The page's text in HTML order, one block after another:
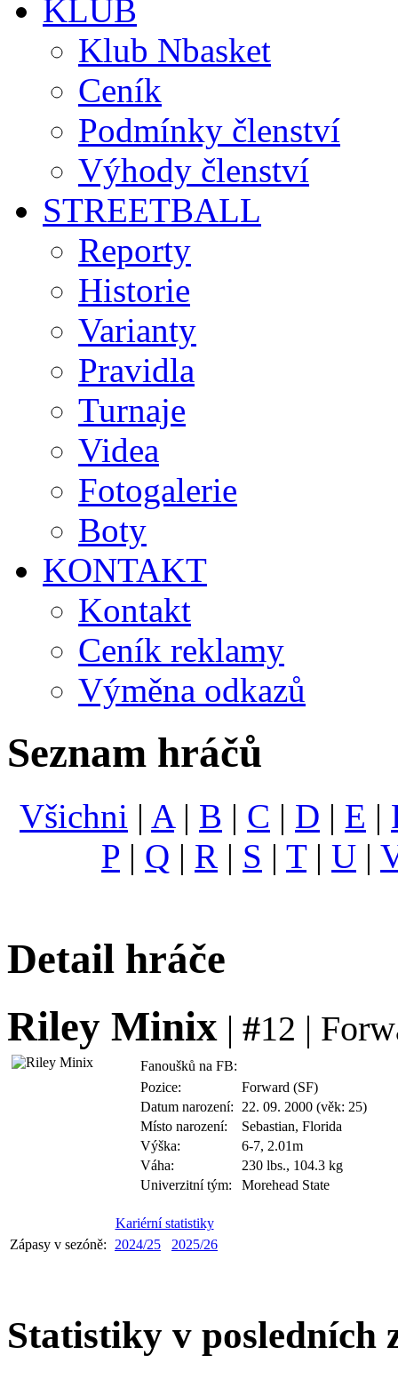
KLUB
Klub Nbasket
Ceník
Podmínky členství
Výhody členství
STREETBALL
Reporty
Historie
Varianty
Pravidla
Turnaje
Videa
Fotogalerie
Boty
KONTAKT
Kontakt
Ceník reklamy
Výměna odkazů
Seznam hráčů
Všichni | A| B | C | D | E |
P | Q | R | S | T| U |
Detail hráče
Riley Minix | #12 |
Fanoušků na FB:
Pozice:
Forward (SF)
Datum narození:
22. 09. 2000 (věk: 25)
Místo narození:
Sebastian, Florida
Výška:
6-7, 2.01m
Váha:
230 lbs., 104.3 kg
Univerzitní tým:
Morehead State
Kariérní statistiky
Zápasy v sezóně:
2024/25 2025/26
Statistiky v posledních